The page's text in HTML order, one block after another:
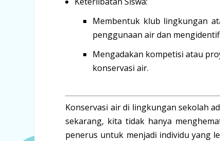
Membentuk klub lingkungan
penggunaan air dan
Mengadakan kompetisi atau
konservasi air.
Konservasi air di lingkungan sekolah
sekarang, kita tidak hanya
penerus untuk menjadi individu yang